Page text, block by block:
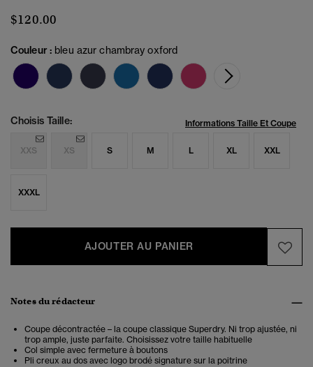
$120.00
Couleur : bleu azur chambray oxford
Choisis Taille: Informations Taille Et Coupe
XXS XS S M L XL XXL
XXXL
AJOUTER AU PANIER
Notes du rédacteur
Coupe décontractée – la coupe classique Superdry. Ni trop ajustée, ni
trop ample, juste parfaite. Choisissez votre taille habituelle
Col simple avec fermeture à boutons
Pli creux au dos avec logo brodé signature sur la poitrine